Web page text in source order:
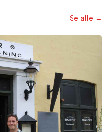
Se alle →